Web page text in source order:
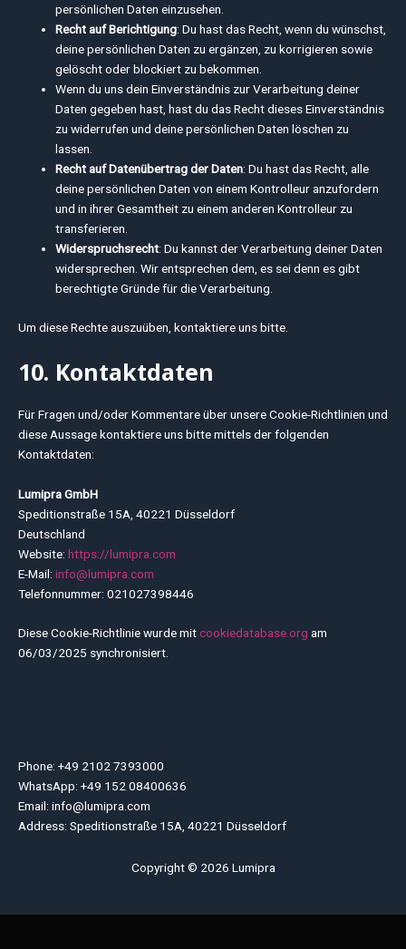
persönlichen Daten einzusehen.
Recht auf Berichtigung: Du hast das Recht, wenn du wünschst,
deine persönlichen Daten zu ergänzen, zu korrigieren sowie
gelöscht oder blockiert zu bekommen.
Wenn du uns dein Einverständnis zur Verarbeitung deiner
Daten gegeben hast, hast du das Recht dieses Einverständnis
zu widerrufen und deine persönlichen Daten löschen zu
lassen.
Recht auf Datenübertrag der Daten: Du hast das Recht, alle
deine persönlichen Daten von einem Kontrolleur anzufordern
und in ihrer Gesamtheit zu einem anderen Kontrolleur zu
transferieren.
Widerspruchsrecht: Du kannst der Verarbeitung deiner Daten
widersprechen. Wir entsprechen dem, es sei denn es gibt
berechtigte Gründe für die Verarbeitung.
Um diese Rechte auszuüben, kontaktiere uns bitte.
10. Kontaktdaten
Für Fragen und/oder Kommentare über unsere Cookie-Richtlinien und
diese Aussage kontaktiere uns bitte mittels der folgenden
Kontaktdaten:
Lumipra GmbH
Speditionstraße 15A, 40221 Düsseldorf
Deutschland
Website: https://lumipra.com
E-Mail: info@lumipra.com
Telefonnummer: 021027398446
Diese Cookie-Richtlinie wurde mitcookiedatabase.org am
06/03/2025 synchronisiert.
Phone: +49 2102 7393000
WhatsApp: +49 152 08400636
Email: info@lumipra.com
Address: Speditionstraße 15A, 40221 Düsseldorf
Copyright © 2026 Lumipra